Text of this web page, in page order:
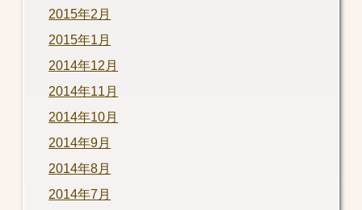
2015年2月
2015年1月
2014年12月
2014年11月
2014年10月
2014年9月
2014年8月
2014年7月